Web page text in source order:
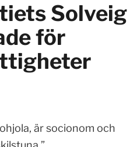
Solveig
för
är socionom och